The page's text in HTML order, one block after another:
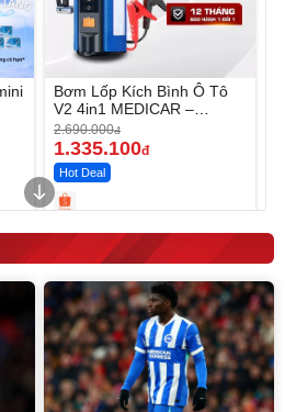
Bơm Lốp Kích Bình Ô Tô
V2 4in1 MEDICAR –
12.000mAh
2.690.000đ
1.335.100đ
Hot Deal
Máy rửa xe cầm tay xịt rửa
cao áp có tạo bọt tuyết
399.000 đ
Đã bán nhiều